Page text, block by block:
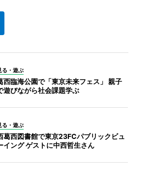
る・遊ぶ
西臨海公園で「東京未来フェス」 親子
遊びながら社会課題学ぶ
る・遊ぶ
葛西図書館で東京23FCパブリックビュ
イング ゲストに中西哲生さん